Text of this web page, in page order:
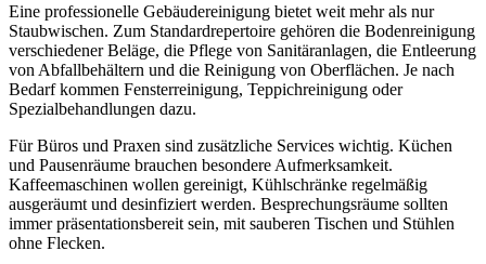
Eine professionelle Gebäudereinigung bietet weit mehr als nur
Staubwischen. Zum Standardrepertoire gehören die Bodenreinigung
verschiedener Beläge, die Pflege von Sanitäranlagen, die Entleerung
von Abfallbehältern und die Reinigung von Oberflächen. Je nach
Bedarf kommen Fensterreinigung, Teppichreinigung oder
Spezialbehandlungen dazu.
Für Büros und Praxen sind zusätzliche Services wichtig. Küchen
und Pausenräume brauchen besondere Aufmerksamkeit.
Kaffeemaschinen wollen gereinigt, Kühlschränke regelmäßig
ausgeräumt und desinfiziert werden. Besprechungsräume sollten
immer präsentationsbereit sein, mit sauberen Tischen und Stühlen
ohne Flecken.